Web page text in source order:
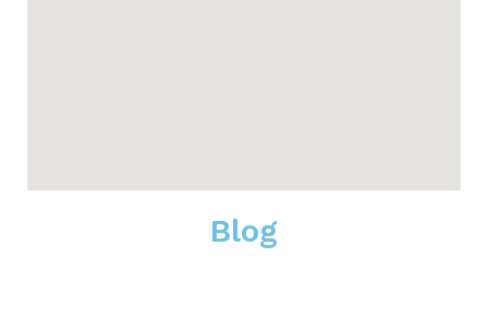
Blog